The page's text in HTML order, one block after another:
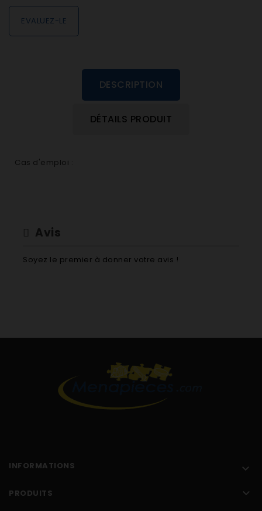
EVALUEZ-LE
DESCRIPTION
DÉTAILS PRODUIT
Cas d'emploi :
Avis
Soyez le premier à donner votre avis !
INFORMATIONS 
PRODUITS 